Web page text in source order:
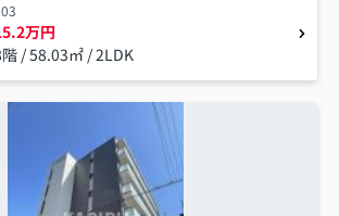
万円
/ 58.03㎡ / 2LDK